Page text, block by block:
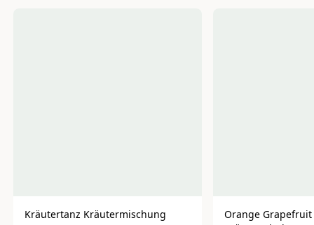
Kräutertanz Kräutermischung
Orange Grapefruit